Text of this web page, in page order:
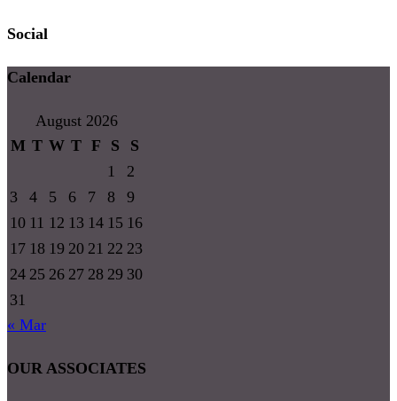
Social
Calendar
August 2026
M T W T F S
S
1
2
3
4 5 6 7 8
9
10 11 12 13 14 15 16
17 18 19 20 21 22 23
24 25 26 27 28 29 30
31
« Mar
OUR ASSOCIATES